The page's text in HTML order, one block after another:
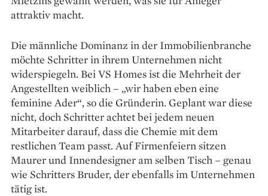
attraktiv macht.
Die männliche Dominanz in der Immo­bilienbranche
möchte Schritter in ihrem Unternehmen nicht
widerspiegeln. Bei VS Homes ist die Mehrheit der
Angestellten weiblich – „wir haben eben eine
feminine Ader“, so die Grün­derin. Geplant war diese
nicht, doch Schritter achtet bei jedem neuen
Mitarbeiter darauf, dass die Chemie mit dem
restlichen Team passt. Auf Firmenfeiern sitzen
Maurer und Innendesigner am selben Tisch – genau
wie Schritters Bruder, der ebenfalls im Unternehmen
tätig ist.